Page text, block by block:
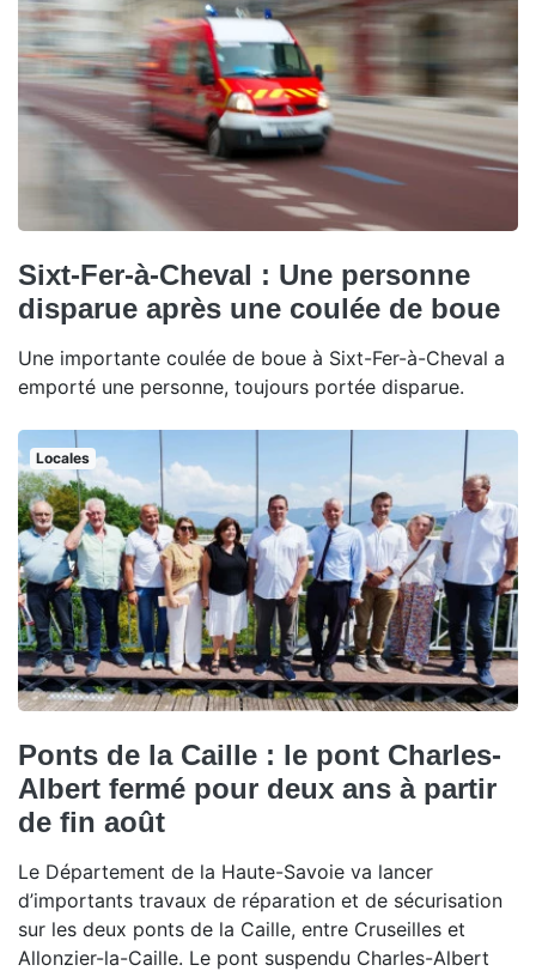
Sixt-Fer-à-Cheval : Une personne
disparue après une coulée de boue
Une importante coulée de boue à Sixt-Fer-à-Cheval a
emporté une personne, toujours portée disparue.
Locales
Ponts de la Caille : le pont Charles-
Albert fermé pour deux ans à partir
de fin août
Le Département de la Haute-Savoie va lancer
d’importants travaux de réparation et de sécurisation
sur les deux ponts de la Caille, entre Cruseilles et
Allonzier-la-Caille. Le pont suspendu Charles-Albert